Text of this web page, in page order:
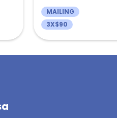
MAILING
3X$90